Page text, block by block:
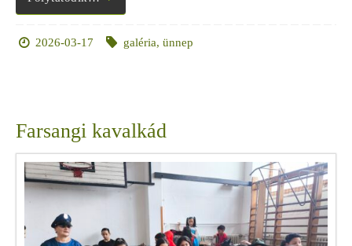
2026-03-17 galéria, ünnep
Farsangi kavalkád